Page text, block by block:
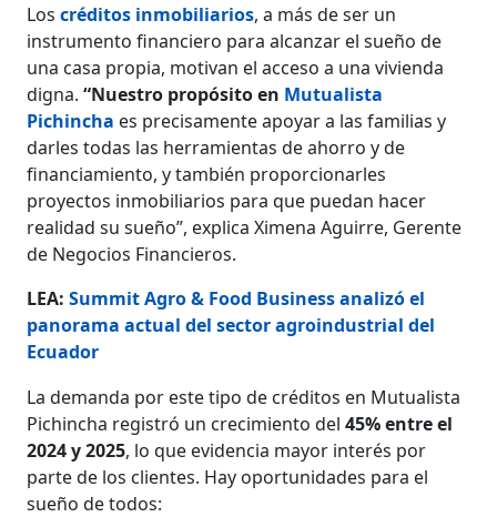
Loscréditos inmobiliarios, a más de ser un
instrumento financiero para alcanzar el sueño de
una casa propia, motivan el acceso a una vivienda
digna.“Nuestro propósito en Mutualista
Pichincha es precisamente apoyar a las familias y
darles todas las herramientas de ahorro y de
financiamiento, y también proporcionarles
proyectos inmobiliarios para que puedan hacer
realidad su sueño”, explica Ximena Aguirre, Gerente
de Negocios Financieros.
LEA:Summit Agro & Food Business analizó el
panorama actual del sector agroindustrial del
Ecuador
La demanda por este tipo de créditos en Mutualista
Pichincha registró un crecimiento del45% entre el
2024 y 2025, lo que evidencia mayor interés por
parte de los clientes. Hay oportunidades para el
sueño de todos: